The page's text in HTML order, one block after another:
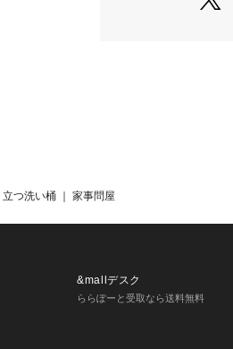
立つ洗い桶 ｜ 家事問屋
&mallデスク
ららぽーと受取なら送料無料